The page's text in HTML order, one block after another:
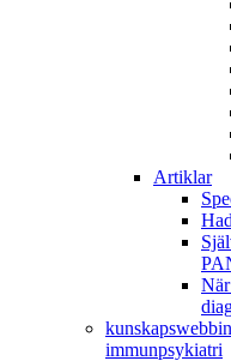
Artiklar
immunpsykiatri